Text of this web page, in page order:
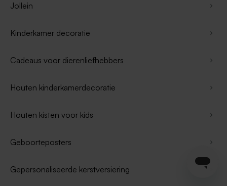
Jollein
Kinderkamer decoratie
Cadeaus voor dierenliefhebbers
Houten kinderkamerdecoratie
Houten kisten voor kids
Geboorteposters
Gepersonaliseerde kerstversiering